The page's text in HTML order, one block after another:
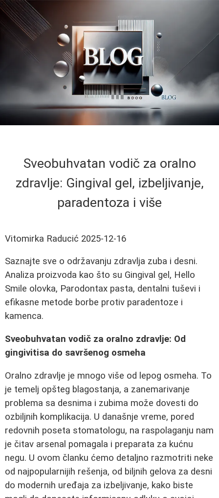
Sveobuhvatan vodič za oralno
zdravlje: Gingival gel, izbeljivanje,
paradentoza i više
Vitomirka Raducić 2025-12-16
Saznajte sve o održavanju zdravlja zuba i desni.
Analiza proizvoda kao što su Gingival gel, Hello
Smile olovka, Parodontax pasta, dentalni tuševi i
efikasne metode borbe protiv paradentoze i
kamenca.
Sveobuhvatan vodič za oralno zdravlje: Od
gingivitisa do savršenog osmeha
Oralno zdravlje je mnogo više od lepog osmeha. To
je temelj opšteg blagostanja, a zanemarivanje
problema sa desnima i zubima može dovesti do
ozbiljnih komplikacija. U današnje vreme, pored
redovnih poseta stomatologu, na raspolaganju nam
je čitav arsenal pomagala i preparata za kućnu
negu. U ovom članku ćemo detaljno razmotriti neke
od najpopularnijih rešenja, od biljnih gelova za desni
do modernih uređaja za izbeljivanje, kako biste